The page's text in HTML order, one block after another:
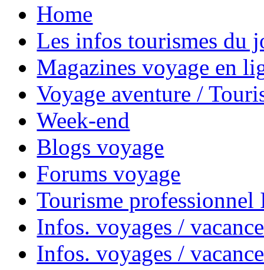
Home
Les infos tourismes du
Magazines voyage en
Voyage aventure /
Week-end
Blogs voyage
Forums voyage
Tourisme
Infos. voyages /
Infos. voyages /